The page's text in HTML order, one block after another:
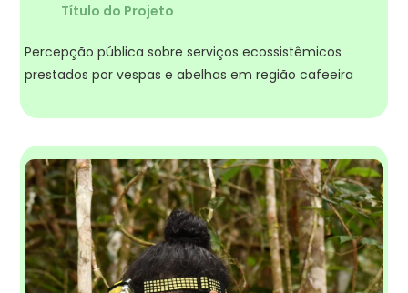
Título do Projeto
Percepção pública sobre serviços ecossistêmicos
prestados por vespas e abelhas em região cafeeira